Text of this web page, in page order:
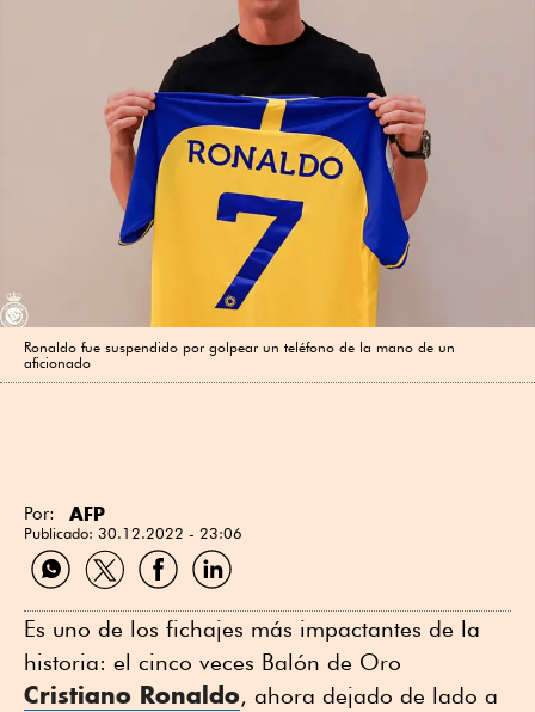
Ronaldo fue suspendido por golpear un teléfono de la mano de un
aficionado
Por: AFP
Publicado: 30.12.2022 - 23:06
Compartir
por
Compartir
por
Compartir
por
Compartir
por
Es uno de los fichajes más impactantes de la
historia: el cinco veces Balón de Oro
Cristiano Ronaldo, ahora dejado de lado a